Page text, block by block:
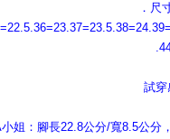
．尺
試穿
姐：腳長22.8公分/寬8.5公分